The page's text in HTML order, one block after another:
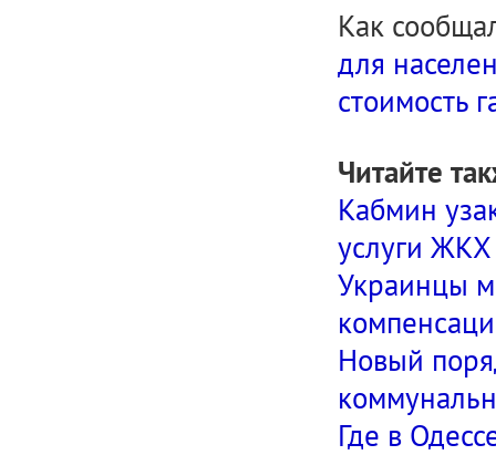
Как
для
стоимость
Читайте
Кабмин
услуги ЖКХ
Украинцы
Новый
Где в